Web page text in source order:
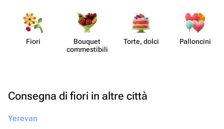
Fiori
Bouquet
commes​tibili
Torte, dolci Pall​oncini
Consegna di fiori in altre città
Yerevan